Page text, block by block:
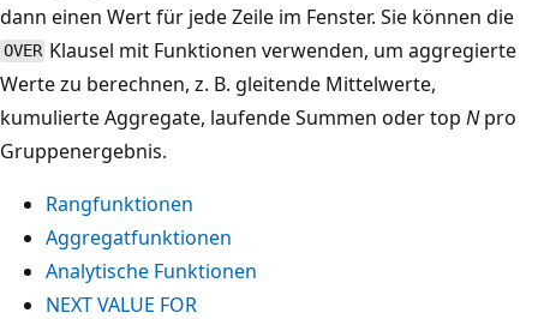
dann einen Wert für jede Zeile im Fenster. Sie können die
OVER Klausel mit Funktionen verwenden, um aggregierte
Werte zu berechnen, z. B. gleitende Mittelwerte,
kumulierte Aggregate, laufende Summen oder top Npro
Gruppenergebnis.
Rangfunktionen
Aggregatfunktionen
Analytische Funktionen
NEXT VALUE FOR